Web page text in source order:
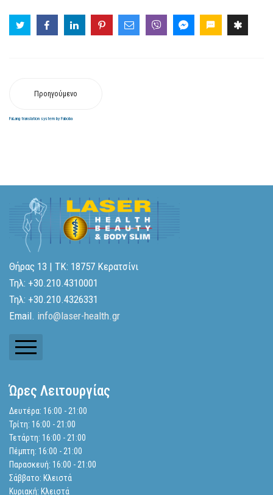
Προηγούμενο
FaLang translation system by Faboba
Θήρας 13 | ΤΚ: 18757 Κερατσίνι
Τηλ: +30.210.4310001
Τηλ: +30.210.4326331
Email. info@laser-health.gr
Ισολογισμοί
Αναζήτηση
Πολιτική Απορρήτου
Ώρες Λειτουργίας
Δευτέρα: 16:00 - 21:00
Τρίτη: 16:00 - 21:00
Τετάρτη: 16:00 - 21:00
Πέμπτη: 16:00 - 21:00
Παρασκευή: 16:00 - 21:00
Σάββατο: Κλειστά
Κυριακή: Κλειστά